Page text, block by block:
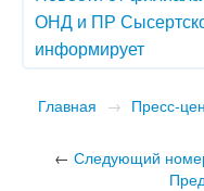
ОНД и ПР
информирует
Главная → Пресс-
← Следующий